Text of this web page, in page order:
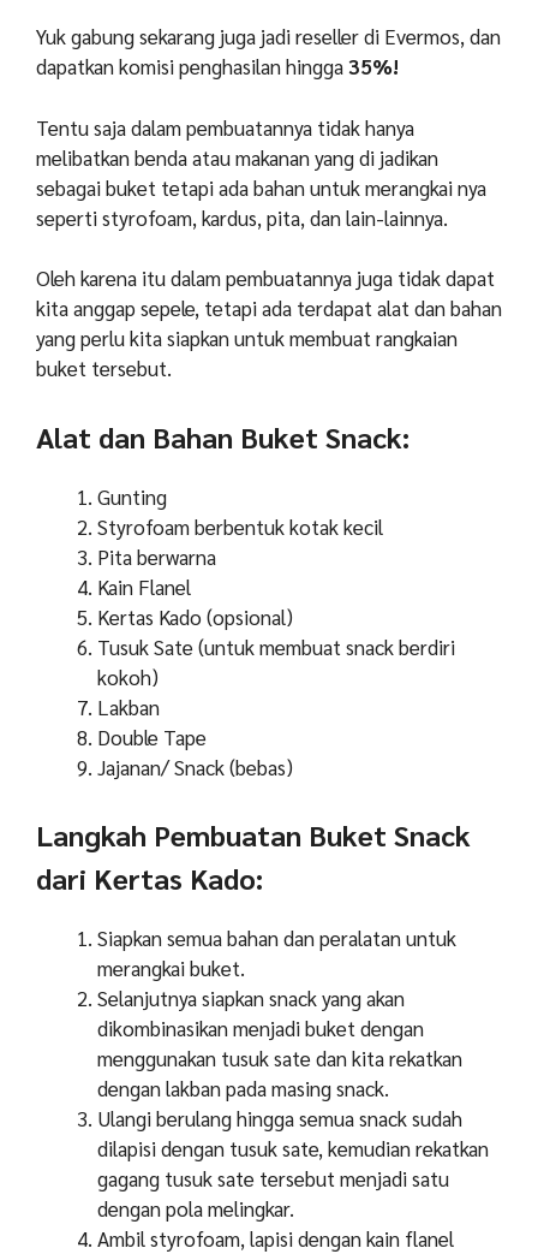
Yuk gabung sekarang juga jadi reseller di Evermos, dan
dapatkan komisi penghasilan hingga35%!
Tentu saja dalam pembuatannya tidak hanya
melibatkan benda atau makanan yang di jadikan
sebagai buket tetapi ada bahan untuk merangkai nya
seperti styrofoam, kardus, pita, dan lain-lainnya.
Oleh karena itu dalam pembuatannya juga tidak dapat
kita anggap sepele, tetapi ada terdapat alat dan bahan
yang perlu kita siapkan untuk membuat rangkaian
buket tersebut.
Alat dan Bahan Buket Snack:
Gunting
Styrofoam berbentuk kotak kecil
Pita berwarna
Kain Flanel
Kertas Kado (opsional)
Tusuk Sate (untuk membuat snack berdiri
kokoh)
Lakban
Double Tape
Jajanan/ Snack (bebas)
Langkah Pembuatan Buket Snack
dari Kertas Kado:
Siapkan semua bahan dan peralatan untuk
merangkai buket.
Selanjutnya siapkan snack yang akan
dikombinasikan menjadi buket dengan
menggunakan tusuk sate dan kita rekatkan
dengan lakban pada masing snack.
Ulangi berulang hingga semua snack sudah
dilapisi dengan tusuk sate, kemudian rekatkan
gagang tusuk sate tersebut menjadi satu
dengan pola melingkar.
Ambil styrofoam, lapisi dengan kain flanel